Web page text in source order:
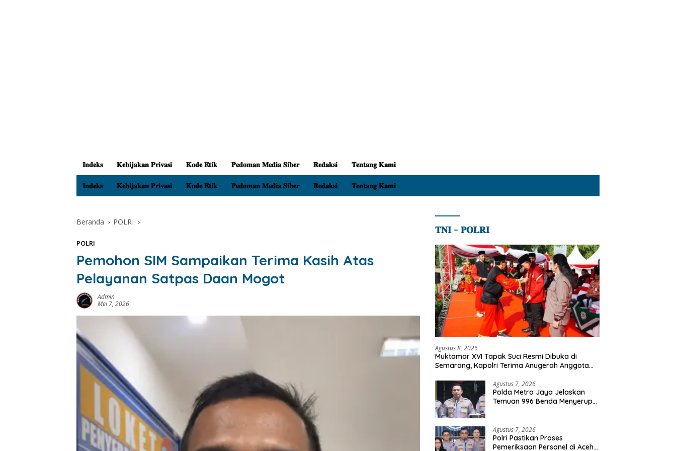
𝐈𝐧𝐝𝐞𝐤𝐬 𝐊𝐞𝐛𝐢𝐣𝐚𝐤𝐚𝐧 𝐏𝐫𝐢𝐯𝐚𝐬𝐢 𝐊𝐨𝐝𝐞 𝐄𝐭𝐢𝐤 𝐏𝐞𝐝𝐨𝐦𝐚𝐧 𝐌𝐞𝐝𝐢𝐚 𝐒𝐢𝐛𝐞𝐫 𝐑𝐞𝐝𝐚𝐤𝐬𝐢 𝐓𝐞𝐧𝐭𝐚𝐧𝐠 𝐊𝐚𝐦𝐢
𝐈𝐧𝐝𝐞𝐤𝐬 𝐊𝐞𝐛𝐢𝐣𝐚𝐤𝐚𝐧 𝐏𝐫𝐢𝐯𝐚𝐬𝐢 𝐊𝐨𝐝𝐞 𝐄𝐭𝐢𝐤 𝐏𝐞𝐝𝐨𝐦𝐚𝐧 𝐌𝐞𝐝𝐢𝐚 𝐒𝐢𝐛𝐞𝐫 𝐑𝐞𝐝𝐚𝐤𝐬𝐢 𝐓𝐞𝐧𝐭𝐚𝐧𝐠 𝐊𝐚𝐦𝐢
Beranda POLRI
POLRI
Pemohon SIM Sampaikan Terima Kasih Atas
Pelayanan Satpas Daan Mogot
Admin
Mei 7, 2026
𝐓𝐍𝐈 – 𝐏𝐎𝐋𝐑𝐈
Agustus 8, 2026
Muktamar XVI Tapak Suci Resmi Dibuka di
Semarang, Kapolri Terima Anugerah Anggota
Agustus 7, 2026
Polda Metro Jaya Jelaskan
Temuan 996 Benda Menyerupai
Agustus 7, 2026
Polri Pastikan Proses
Pemeriksaan Personel di Aceh